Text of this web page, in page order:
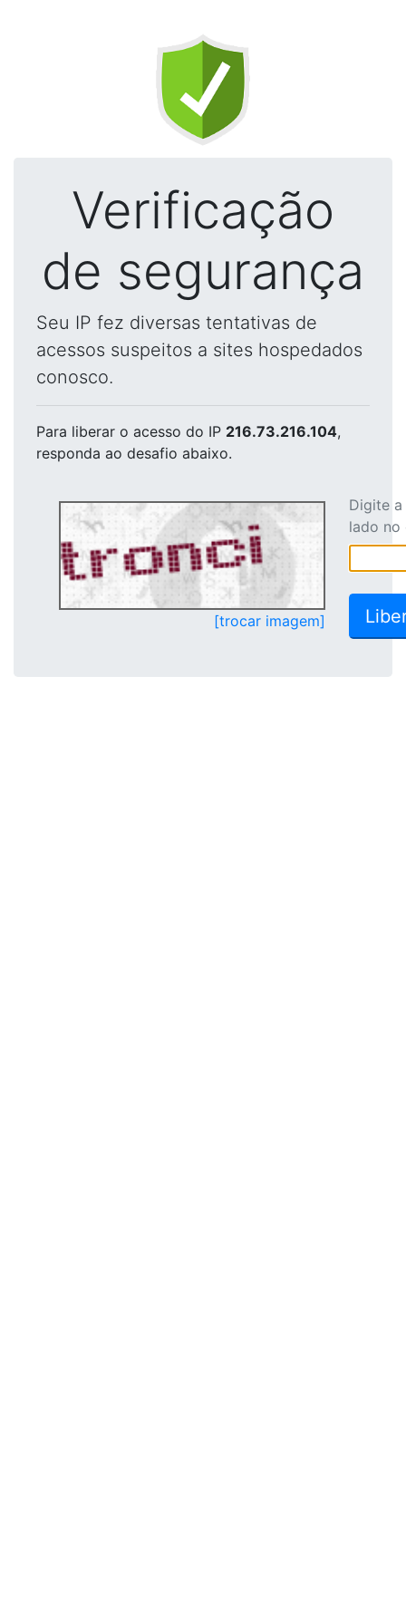
Verificação
de segurança
Seu IP fez diversas tentativas de
acessos suspeitos a sites hospedados
conosco.
Para liberar o acesso do IP 216.73.216.104,
responda ao desafio abaixo.
[trocar imagem]
Digite
lado no